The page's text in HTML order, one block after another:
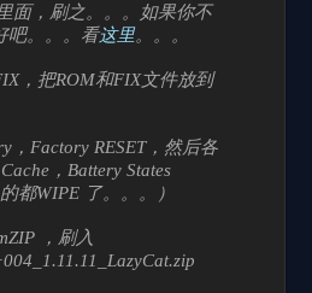
面，刷之。。。如果你不
吧。。。看这里。。。
，把ROM和FIX文件放到
，Factory RESET，然后各
，Battery States
都WIPE 了。。。）
，刷入